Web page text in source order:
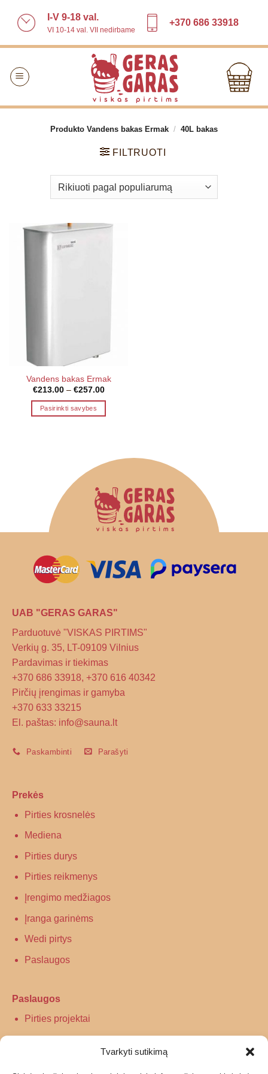
Tvarkyti sutikimą
I-V 9-18 val.
VI 10-14 val. VII nedirbame
+370 686 33918
Produkto Vandens bakas Ermak / 40L bakas
FILTRUOTI
Vandens bakas Ermak
€213.00 – €257.00Price
Pasirinkti savybes
variants.
The
options
the
product
page
UAB "GERAS GARAS"
Parduotuvė "VISKAS PIRTIMS"
Verkių g. 35, LT-09109 Vilnius
Pardavimas ir tiekimas
+370 686 33918, +370 616 40342
Pirčių įrengimas ir gamyba
+370 633 33215
El. paštas: info@sauna.lt
Paskambinti Parašyti
Prekės
Pirties krosnelės
Mediena
Pirties durys
Pirties reikmenys
Įrengimo medžiagos
Įranga garinėms
Wedi pirtys
Paslaugos
Paslaugos
Pirties projektai
Turkiškos pirties įrengimas